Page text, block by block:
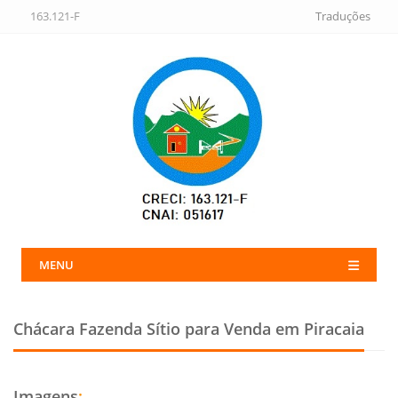
163.121-F Traduções
MENU
Chácara Fazenda Sítio para Venda em Piracaia